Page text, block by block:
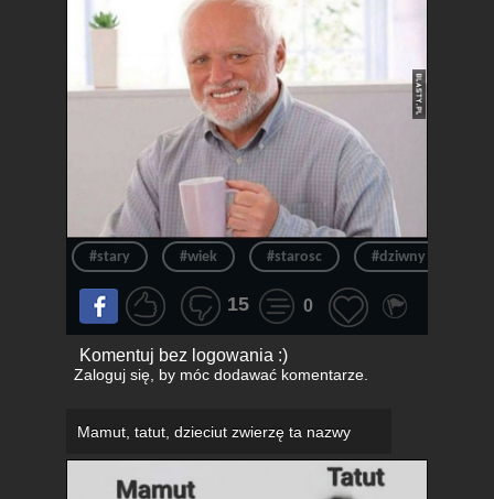
#stary #wiek #starosc #dziwny pan ze
15 0
Komentuj bez logowania :)
Zaloguj się, by móc dodawać komentarze.
Mamut, tatut, dzieciut zwierzę ta nazwy